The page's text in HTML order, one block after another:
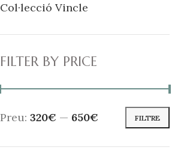
Col·lecció Vincle
FILTER BY PRICE
FILTRE
Preu: 320€ — 650€